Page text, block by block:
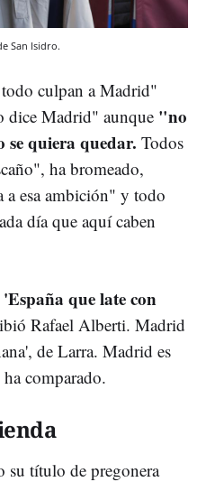
San Isidro.
culpan a Madrid"
dice Madrid" aunque "no
se quiera quedar. Todos
ha bromeado,
a esa ambición" y todo
día que aquí caben
'España que late con
Rafael Alberti. Madrid
de Larra. Madrid es
comparado.
su título de pregonera